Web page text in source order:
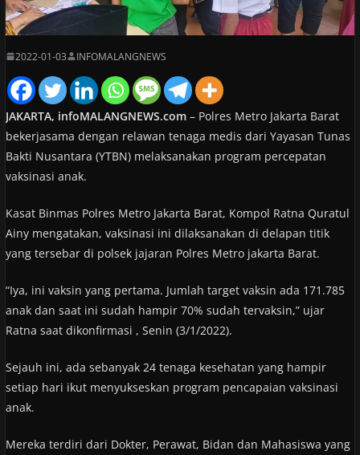
2022-01-03 INFOMALANGNEWS
JAKARTA, infoMALANGNEWS.com– Polres Metro Jakarta Barat
bekerjasama dengan relawan tenaga medis dari Yayasan Tunas
Bakti Nusantara (YTBN) melaksanakan program percepatan
vaksinasi anak.
Kasat Binmas Polres Metro Jakarta Barat, Kompol Ratna Quratul
Ainy mengatakan, vaksinasi ini dilaksanakan di delapan titik
yang tersebar di polsek jajaran Polres Metro jakarta Barat.
“Iya, ini vaksin yang pertama. Jumlah target vaksin ada 171.785
anak dan saat ini sudah hampir 70% sudah tervaksin,” ujar
Ratna saat dikonfirmasi , Senin (3/1/2022).
Sejauh ini, ada sebanyak 24 tenaga kesehatan yang hampir
setiap hari ikut menyukseskan program pencapaian vaksinasi
anak.
Mereka terdiri dari Dokter, Perawat, Bidan dan Mahasiswa yang